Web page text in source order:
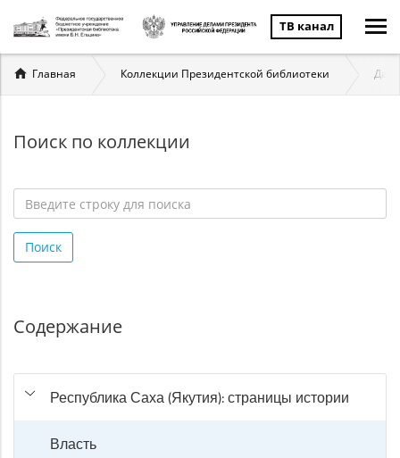
ТВ канал
Вы
здесь
Главная Коллекции Президентской библиотеки
Поиск по коллекции
строку
для
Поиск
Содержание
Республика Саха (Якутия): страницы истории
Власть